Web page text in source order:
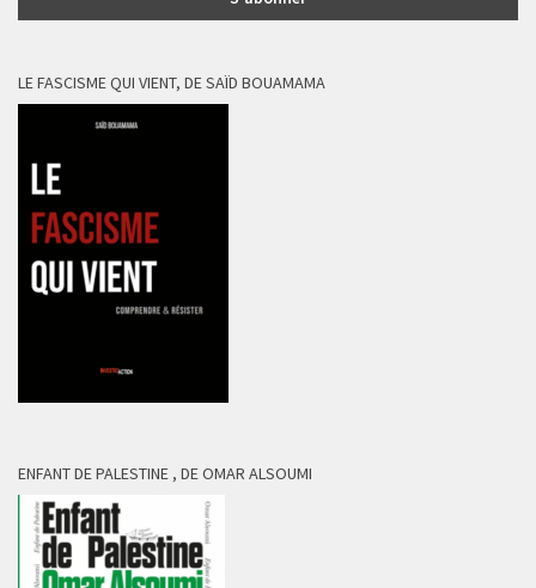
LE FASCISME QUI VIENT, DE SAÏD BOUAMAMA
ENFANT DE PALESTINE , DE OMAR ALSOUMI